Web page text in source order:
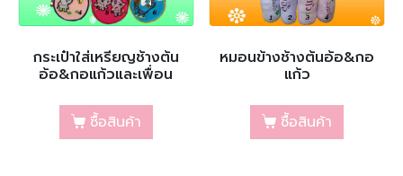
กระเป๋าใส่เหรียญช้างต้น
อ้อ&กอแก้วและเพื่อน
ซื้อสินค้า
หมอนข้างช้างต้นอ้อ&กอ
แก้ว
ซื้อสินค้า